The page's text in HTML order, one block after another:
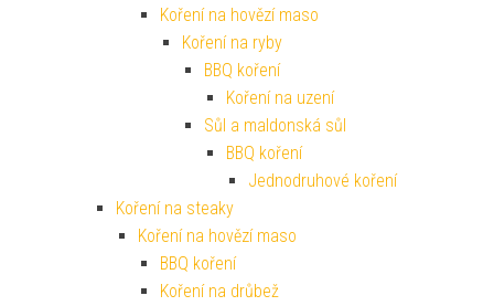
Koření na hovězí maso
Koření na ryby
BBQ koření
Koření na uzení
Sůl a maldonská sůl
BBQ koření
Jednodruhové koření
Koření na steaky
Koření na hovězí maso
BBQ koření
Koření na drůbež